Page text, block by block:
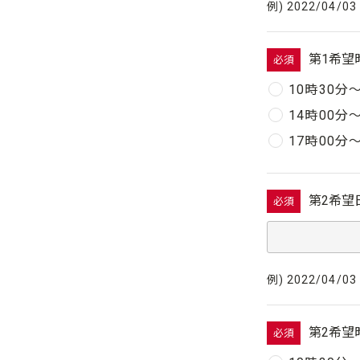
例) 2022/04/03
必須
第1希望
10時30分〜
14時00分〜
17時00分〜
必須 第2希望
例) 2022/04/03
必須
第2希望